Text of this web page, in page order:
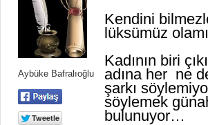
Aybüke Bafralıoğlu
Kendini
lüksümüz
Kadının biri
adına her ne
şarkı
söylemek
bulunuyor…